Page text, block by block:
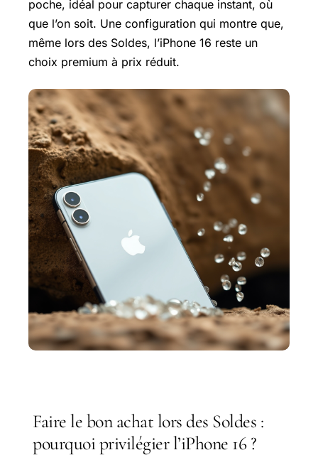
poche, idéal pour capturer chaque instant, où
que l’on soit. Une configuration qui montre que,
même lors des Soldes, l’iPhone 16 reste un
choix premium à prix réduit.
Faire le bon achat lors des Soldes :
pourquoi privilégier l’iPhone 16 ?